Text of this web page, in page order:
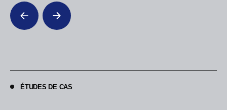
ÉTUDES DE CAS